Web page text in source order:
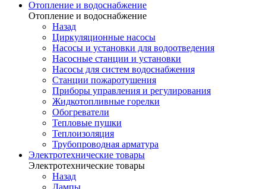
Отопление и водоснабжение
Отопление и водоснабжение
Назад
Циркуляционные насосы
Насосы и установки для водоотведения
Насосные станции и установки
Насосы для систем водоснабжения
Станции пожаротушения
Приборы управления и регулирования
Жидкотопливные горелки
Обогреватели
Тепловые пушки
Теплоизоляция
Трубопроводная арматура
Электротехнические товары
Электротехнические товары
Назад
Лампы